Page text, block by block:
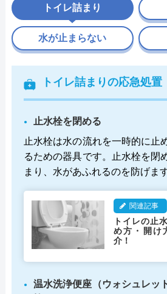
トイレ詰まり
トイレ詰まりの応急処置
止水栓を閉める
止水栓は水の流れを一時的に止
るための器具です。止水栓を閉
まり、水があふれるのを防げます
関連記事
トイレの止
め方・開け
介！
温水洗浄便座（ウォシュレッ
水が止まらない